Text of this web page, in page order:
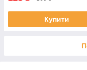
Купити